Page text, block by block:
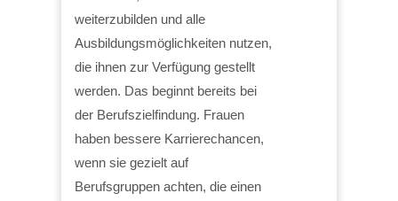
weiterzubilden und alle
Ausbildungsmöglichkeiten nutzen,
die ihnen zur Verfügung gestellt
werden. Das beginnt bereits bei
der Berufszielfindung. Frauen
haben bessere Karrierechancen,
wenn sie gezielt auf
Berufsgruppen achten, die einen